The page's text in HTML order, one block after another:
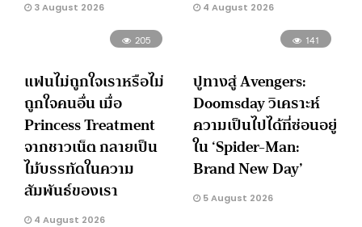
3 August 2026 4 August 2026
205
แฟนไม่ถูกใจเราหรือไม่
ถูกใจคนอื่น เมื่อ
Princess Treatment
จากชาวเน็ต กลายเป็น
ไม้บรรทัดในความ
สัมพันธ์ของเรา
4 August 2026
141
ปูทางสู่ Avengers:
Doomsday วิเคราะห์
ความเป็นไปได้ที่ซ่อนอยู่
ใน ‘Spider-Man:
Brand New Day’
5 August 2026